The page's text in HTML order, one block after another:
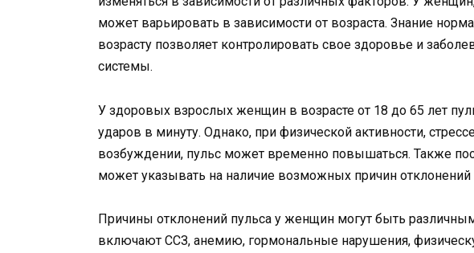
может варьировать в зависимости от возраста. Знание
возрасту позволяет контролировать свое здоровье и
системы.
У здоровых взрослых женщин в возрасте от 18 до 65 лет
ударов в минуту. Однако, при физической активности,
возбуждении, пульс может временно повышаться. Также
может указывать на наличие возможных причин отклонений
Причины отклонений пульса у женщин могут быть
включают ССЗ, анемию, гормональные нарушения,